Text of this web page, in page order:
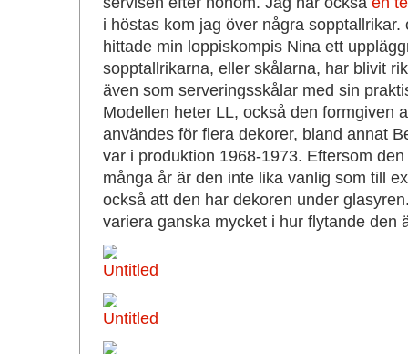
i höstas kom jag över några sopptallrikar.
hittade min loppiskompis Nina ett
sopptallrikarna, eller skålarna, har blivit
även som serveringsskålar med sin
Modellen heter LL, också den formgiven
användes för flera dekorer, bland annat
var i produktion 1968-1973. Eftersom
många år är den inte lika vanlig som till
också att den har dekoren under
variera ganska mycket i hur flytande den